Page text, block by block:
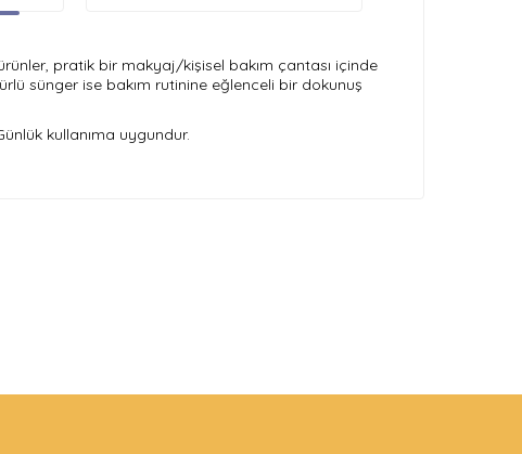
pratik bir makyaj/kişisel bakım çantası içinde
sünger ise bakım rutinine eğlenceli bir dokunuş
kullanıma uygundur.